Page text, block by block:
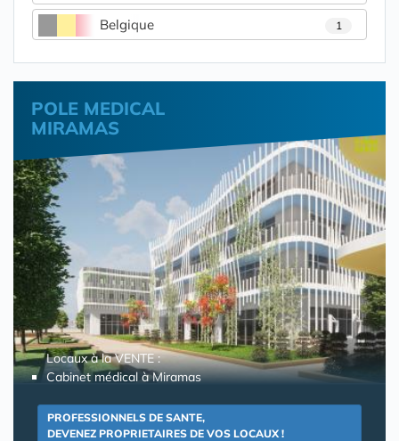
Belgique 1
POLE MEDICAL
MIRAMAS
Locaux à la VENTE :
Cabinet médical à Miramas
PROFESSIONNELS DE SANTE,
DEVENEZ PROPRIETAIRES DE VOS LOCAUX !